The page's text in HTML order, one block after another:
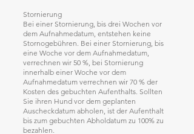
Stornierung
Bei einer Stornierung, bis drei Wochen vor
dem Aufnahmedatum, entstehen keine
Stornogebühren. Bei einer Stornierung, bis
eine Woche vor dem Aufnahmedatum,
verrechnen wir 50 %, bei Stornierung
innerhalb einer Woche vor dem
Aufnahmedatum verrechnen wir 70 % der
Kosten des gebuchten Aufenthalts. Sollten
Sie ihren Hund vor dem geplanten
Auscheckdatum abholen, ist der Aufenthalt
bis zum gebuchten Abholdatum zu 100% zu
bezahlen.